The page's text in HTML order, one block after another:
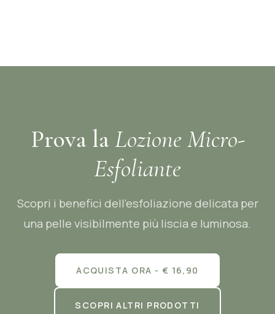
Prova laLozione Micro-
Esfoliante
Scopri i benefici dell'esfoliazione delicata per
una pelle visibilmente più liscia e luminosa.
ACQUISTA ORA - € 16,90
SCOPRI ALTRI PRODOTTI